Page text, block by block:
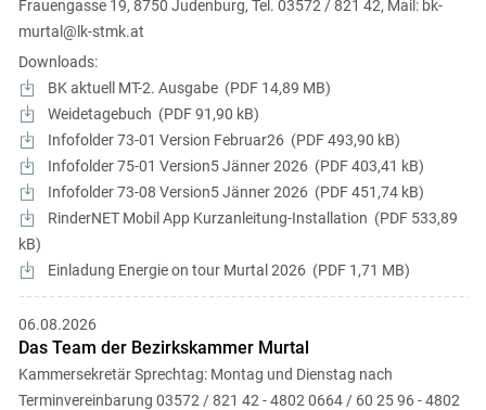
Frauengasse 19, 8750 Judenburg, Tel. 03572 / 821 42, Mail: bk-
murtal@lk-stmk.at
Downloads:
BK aktuell MT-2. Ausgabe
PDF 14,89 MB
Weidetagebuch
PDF 91,90 kB
Infofolder 73-01 Version Februar26
PDF 493,90 kB
Infofolder 75-01 Version5 Jänner 2026
PDF 403,41 kB
Infofolder 73-08 Version5 Jänner 2026
PDF 451,74 kB
RinderNET Mobil App Kurzanleitung-Installation
PDF 533,89
kB
Einladung Energie on tour Murtal 2026
PDF 1,71 MB
Das Team der Bezirkskammer Murtal
Kammersekretär Sprechtag: Montag und Dienstag nach
Terminvereinbarung 03572 / 821 42 - 4802 0664 / 60 25 96 - 4802
06.08.2026